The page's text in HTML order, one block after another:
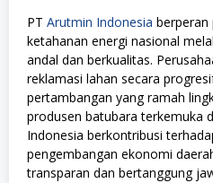
PT Arutmin Indonesia berperan
ketahanan energi nasional
andal dan berkualitas.
reklamasi lahan secara
pertambangan yang ramah
produsen batubara terkemuka
Indonesia berkontribusi
pengembangan ekonomi
transparan dan bertanggung